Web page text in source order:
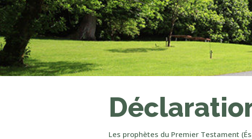
Les prophètes du Premier Testament